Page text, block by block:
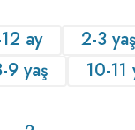
ay 2-3 yaş
9 yaş
10-11